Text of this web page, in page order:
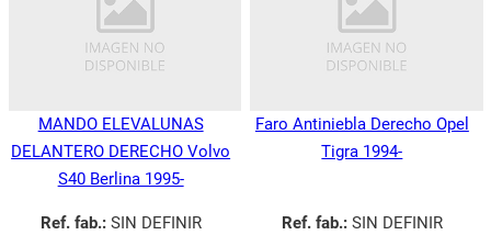
MANDO ELEVALUNAS
DELANTERO DERECHO Volvo
S40 Berlina 1995-
Ref. fab.:SIN DEFINIR
Faro Antiniebla Derecho Opel
Tigra 1994-
Ref. fab.:SIN DEFINIR